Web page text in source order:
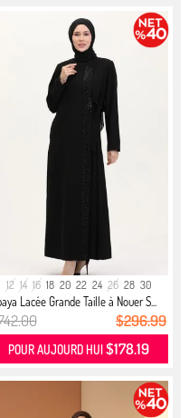
12 14 16 18 20 22 24 26 28 30
Lacée Grande Taille à Nouer S...
$296.99
POUR AUJOURD HUI$178.19